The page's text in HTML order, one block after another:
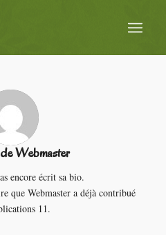
Webmaster
encore écrit sa bio.
queWebmaster a déjà contribué
11.